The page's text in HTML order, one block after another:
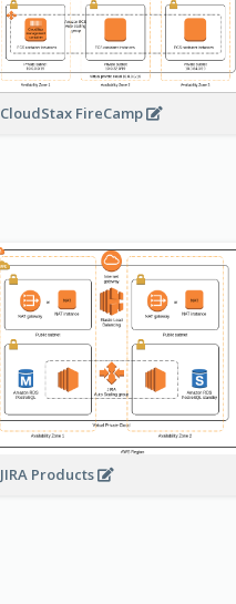
CloudStax FireCamp
JIRA Products